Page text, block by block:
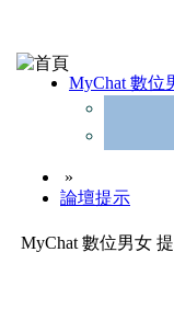
MyChat 數位
»
論壇提示
MyChat 數位男女